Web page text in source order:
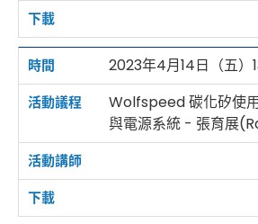
2023年4月14日（五）
Wolfspeed 碳化矽使
與電源系統 - 張育展